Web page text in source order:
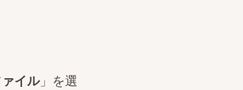
イル」を選